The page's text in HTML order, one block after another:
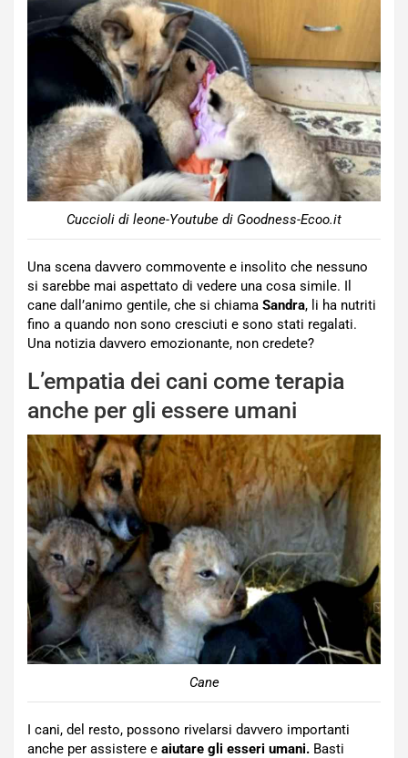
Cuccioli di leone-Youtube di Goodness-Ecoo.it
Una scena davvero commovente e insolito che nessuno
si sarebbe mai aspettato di vedere una cosa simile. Il
cane dall’animo gentile, che si chiama Sandra, li ha nutriti
fino a quando non sono cresciuti e sono stati regalati.
Una notizia davvero emozionante, non credete?
L’empatia dei cani come terapia
anche per gli essere umani
Cane
I cani, del resto, possono rivelarsi davvero importanti
anche per assistere e aiutare gli esseri umani. Basti